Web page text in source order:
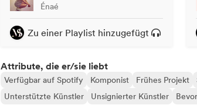
Énaé
Zu einer Playlist hinzugefügt
Attribute, die er/sie liebt
Verfügbar auf Spotify Komponist Frühes Projekt
Unterstützte Künstler
Unsignierter Künstler